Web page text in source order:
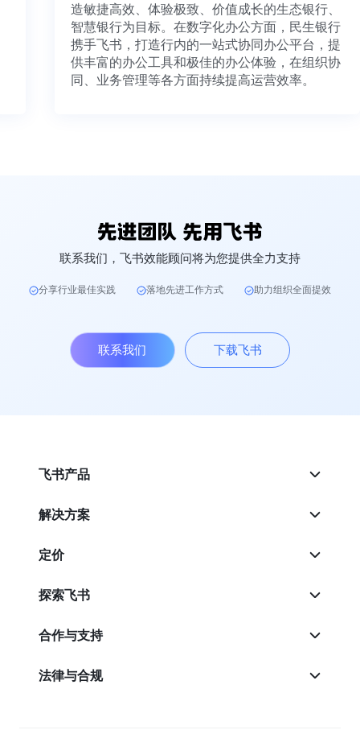
造敏捷高效、体验极致、价值成长的生态银
智慧银行为目标。在数字化办公方面，民生
携手飞书，打造行内的一站式协同办公平台
供丰富的办公工具和极佳的办公体验，在组
同、业务管理等各方面持续提高运营效率。
联系我们，飞书效能顾问将为您提供全力支持
分享行业最佳实践 落地先进工作方式 助力组织全面提效
联系我们 下载飞书
飞书产品
解决方案
定价
探索飞书
合作与支持
法律与合规